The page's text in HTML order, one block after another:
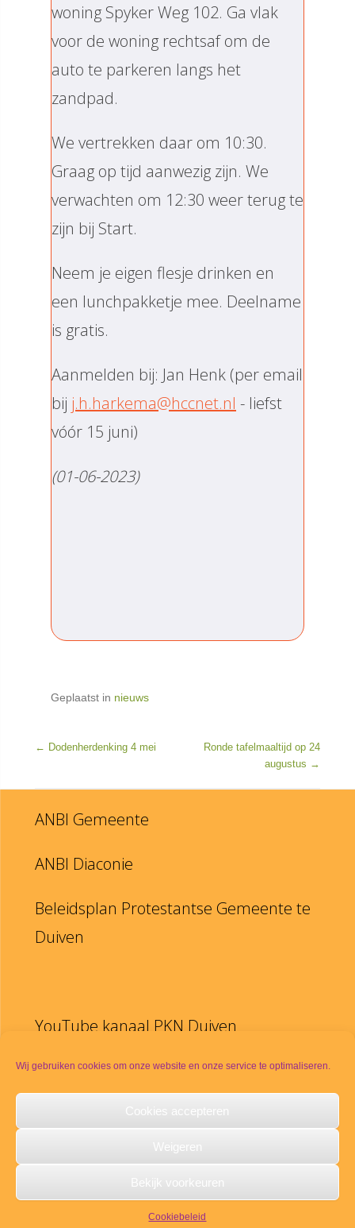
Wij gebruiken cookies om onze website en onze service te optimaliseren.
Cookies accepteren
Weigeren
Bekijk voorkeuren
Cookiebeleid
woning Spyker Weg 102. Ga vlak
voor de woning rechtsaf om de
auto te parkeren langs het
zandpad.
We vertrekken daar om 10:30.
Graag op tijd aanwezig zijn. We
verwachten om 12:30 weer terug te
zijn bij Start.
Neem je eigen flesje drinken en
een lunchpakketje mee. Deelname
is gratis.
Aanmelden bij: Jan Henk (per email
bij j.h.harkema@hccnet.nl - liefst
vóór 15 juni)
(01-06-2023)
Geplaatst in nieuws
BERICHTNAVIGATIE
← Dodenherdenking 4 mei
Ronde tafelmaaltijd op 24
augustus →
ANBI Gemeente
ANBI Diaconie
Beleidsplan Protestantse Gemeente te
Duiven
YouTube kanaal PKN Duiven
Disclaimer
Meldpunt seksueel misbruik
PKN-DuivenAlle rechten voorbehouden.